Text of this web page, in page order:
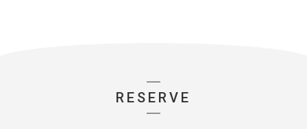
RESERVE